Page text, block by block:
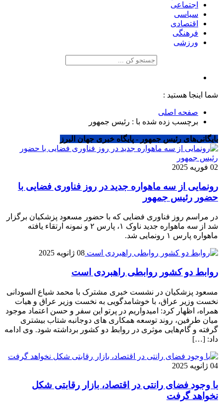
اجتماعی
سیاسی
اقتصادی
فرهنگی
ورزشی
شما اینجا هستید :
صفحه اصلی
برچسب زده شده با : رئیس جمهور
بایگانی‌های رئیس جمهور - پایگاه خبری جهان البرز
02 فوریه 2025
رونمایی از سه ماهواره جدید در روز فناوری فضایی با
حضور رئیس جمهور
در مراسم روز فناوری فضایی که با حضور مسعود پزشکیان برگزار
شد از سه ماهواره جدید ناوک ۱، پارس ۲ و نمونه ارتقاء یافته
ماهواره پارس ۱ رونمایی شد.
08 ژانویه 2025
روابط دو کشور روابطی راهبردی است
مسعود پزشکیان در نشست خبری مشترک با محمد شیاع السودانی
نخست وزیر عراق، با خوشامدگویی به نخست وزیر عراق و هیات
همراه، اظهار کرد: امیدواریم در پرتو این سفر و حسن اعتماد موجود
میان طرفین، روند توسعه همکاری های دوجانبه شتاب بیشتری
گرفته و گام‌هایی موثری در روابط دو کشور برداشته شود. وی ادامه
داد: […]
04 ژانویه 2025
با وجود فضای رانتی در اقتصاد، بازار رقابتی شکل
نخواهد گرفت